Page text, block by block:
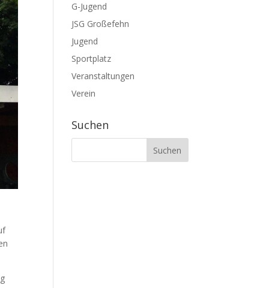
G-Jugend
JSG Großefehn
Jugend
Sportplatz
Veranstaltungen
Verein
Suchen